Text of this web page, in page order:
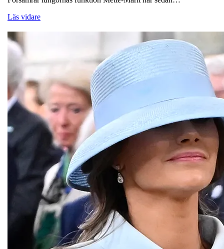
Läs vidare